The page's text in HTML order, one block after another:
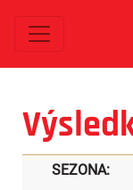
SEZONA: